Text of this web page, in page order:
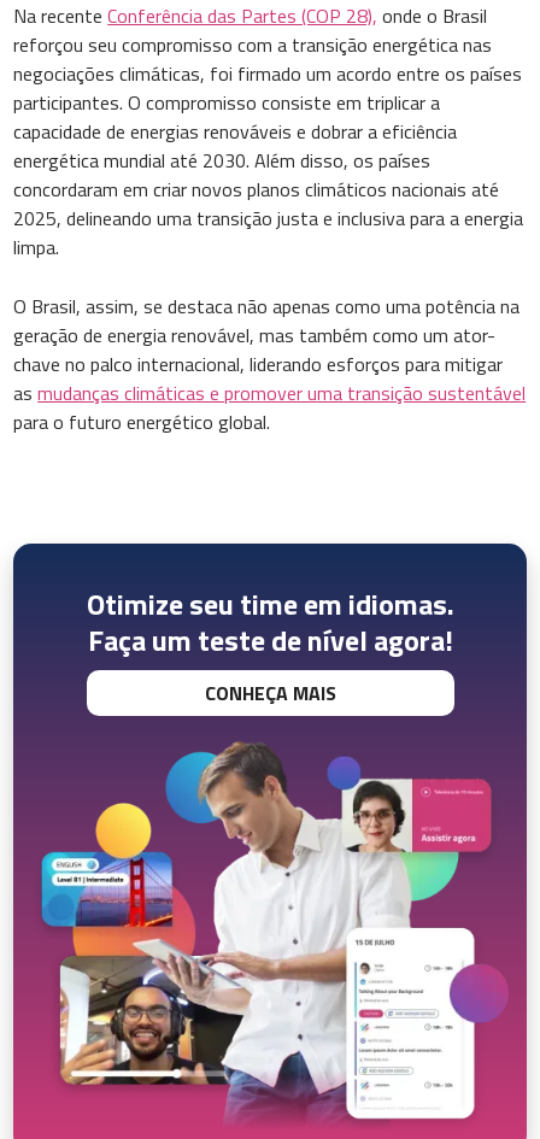
Na recenteConferência das Partes (COP 28), onde o Brasil
reforçou seu compromisso com a transição energética nas
negociações climáticas, foi firmado um acordo entre os países
participantes. O compromisso consiste em triplicar a
capacidade de energias renováveis e dobrar a eficiência
energética mundial até 2030. Além disso, os países
concordaram em criar novos planos climáticos nacionais até
2025, delineando uma transição justa e inclusiva para a energia
limpa.
O Brasil, assim, se destaca não apenas como uma potência na
geração de energia renovável, mas também como um ator-
chave no palco internacional, liderando esforços para mitigar
asmudanças climáticas e promover uma transição sustentável
para o futuro energético global.
Otimize seu time em idiomas.
Faça um teste de nível agora!
CONHEÇA MAIS